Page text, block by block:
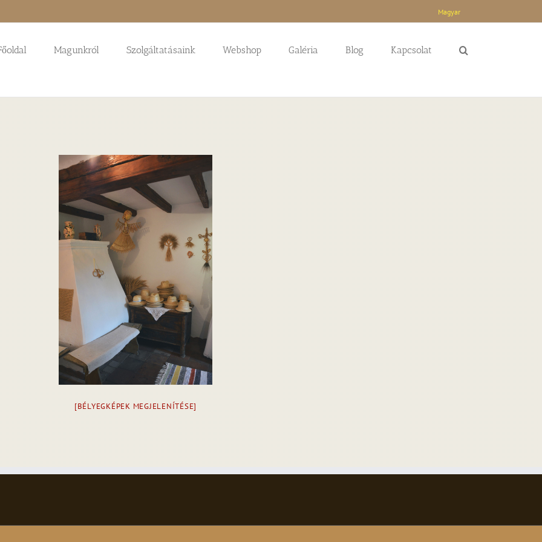
Magyar
Magunkról Szolgáltatásaink Webshop Galéria Blog Kapcsolat
[BÉLYEGKÉPEK MEGJELENÍTÉSE]